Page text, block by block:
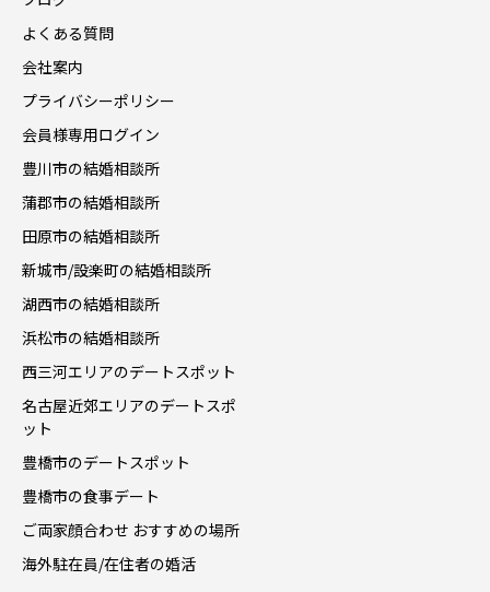
よくある質問
会社案内
プライバシーポリシー
会員様専用ログイン
豊川市の結婚相談所
蒲郡市の結婚相談所
田原市の結婚相談所
新城市/設楽町の結婚相談所
湖西市の結婚相談所
浜松市の結婚相談所
西三河エリアのデートスポット
名古屋近郊エリアのデートスポ
ット
豊橋市のデートスポット
豊橋市の食事デート
ご両家顔合わせ おすすめの場所
海外駐在員/在住者の婚活